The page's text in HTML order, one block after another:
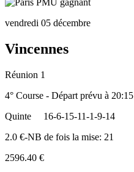
vendredi 05 décembre
Vincennes
Réunion 1
4° Course - Départ prévu à 20:15
Quinte
16-6-15-11-1-9-14
2.0 €-NB de fois la mise: 21
2596.40 €